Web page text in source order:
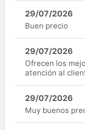
29/07/2026
Buen precio
29/07/2026
Ofrecen los
atención al
29/07/2026
Muy buenos